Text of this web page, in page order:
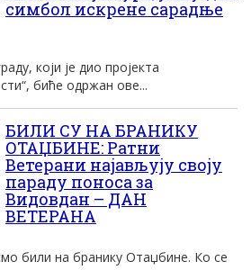
симбол искрене сарадње
који је дио пројекта
биће одржан ове...
БИЛИ СУ НА БРАНИКУ
ОТАЏБИНЕ: Ратни
Ветерани најављују своју
параду поноса за
Видовдан – ДАН
ВЕТЕРАНА
били на бранику Отаџбине. Ко се